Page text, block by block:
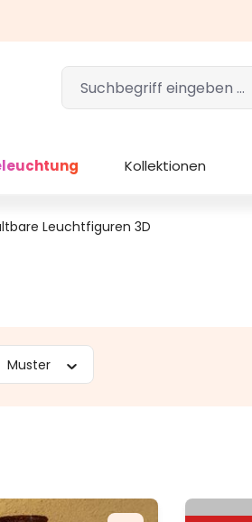
Kollektionen
Leuchtfiguren 3D
Muster